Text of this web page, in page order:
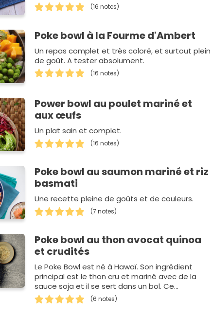
(16 notes)
Poke bowl à la Fourme d'Ambert
Un repas complet et très coloré, et surtout plein
de goût. A tester absolument.
(16 notes)
Power bowl au poulet mariné et
aux œufs
Un plat sain et complet.
(16 notes)
Poke bowl au saumon mariné et riz
basmati
Une recette pleine de goûts et de couleurs.
(7 notes)
Poke bowl au thon avocat quinoa
et crudités
Le Poke Bowl est né à Hawaï. Son ingrédient
principal est le thon cru et mariné avec de la
sauce soja et il se sert dans un bol. Ce…
(6 notes)